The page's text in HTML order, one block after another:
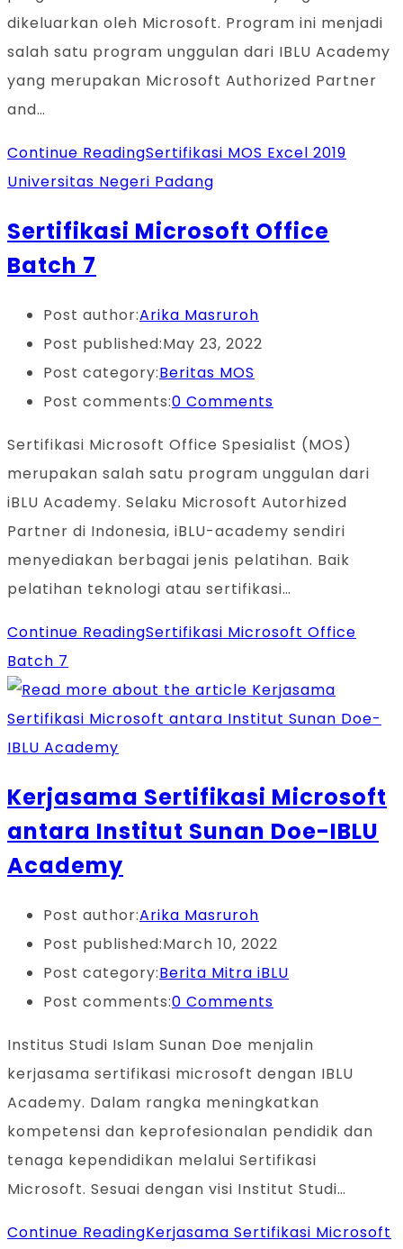
dikeluarkan oleh Microsoft. Program ini menjadi
salah satu program unggulan dari IBLU Academy
yang merupakan Microsoft Authorized Partner
and…
Continue ReadingSertifikasi MOS Excel 2019
Universitas Negeri Padang
Sertifikasi Microsoft Office
Batch 7
Post author:Arika Masruroh
Post published:May 23, 2022
Post category:Beritas MOS
Post comments:0 Comments
Sertifikasi Microsoft Office Spesialist (MOS)
merupakan salah satu program unggulan dari
iBLU Academy. Selaku Microsoft Autorhized
Partner di Indonesia, iBLU-academy sendiri
menyediakan berbagai jenis pelatihan. Baik
pelatihan teknologi atau sertifikasi…
Continue ReadingSertifikasi Microsoft Office
Batch 7
Kerjasama Sertifikasi Microsoft
antara Institut Sunan Doe-IBLU
Academy
Post author:Arika Masruroh
Post published:March 10, 2022
Post category:Berita Mitra iBLU
Post comments:0 Comments
Institus Studi Islam Sunan Doe menjalin
kerjasama sertifikasi microsoft dengan IBLU
Academy. Dalam rangka meningkatkan
kompetensi dan keprofesionalan pendidik dan
tenaga kependidikan melalui Sertifikasi
Microsoft. Sesuai dengan visi Institut Studi…
Continue ReadingKerjasama Sertifikasi Microsoft